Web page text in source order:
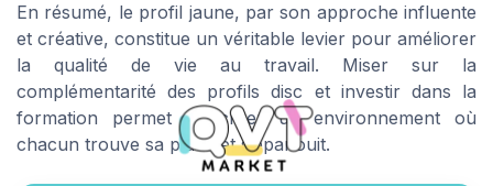
En résumé, le profil jaune, par son approche influente
et créative, constitue un véritable levier pour améliorer
la qualité de vie au travail. Miser sur la
complémentarité des profils disc et investir dans la
formation permet de créer un environnement où
chacun trouve sa place et s’épanouit.